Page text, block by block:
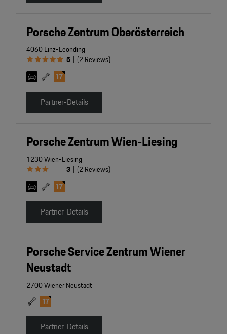
Porsche Zentrum Oberösterreich
4060 Linz-Leonding
5 | (2 Reviews)
Partner-Details
Porsche Zentrum Wien-Liesing
1230 Wien-Liesing
3 | (2 Reviews)
Partner-Details
Porsche Service Zentrum Wiener
Neustadt
2700 Wiener Neustadt
Partner-Details